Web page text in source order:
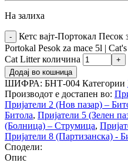
На залиха
Кетс вајт-Портокал Песок
Portokal Pesok za mace 5l |
Cat Litter количина
Додај во кошница
ШИФРА: БНТ-004 Категории
Производот е достапен во:
Пријатели 2 (Нов пазар) –
Битола, Пријатели 5 (Зелен
(Болница) – Струмица,
Пријатели 8 (Партизанска) -
Сподели:
Опис